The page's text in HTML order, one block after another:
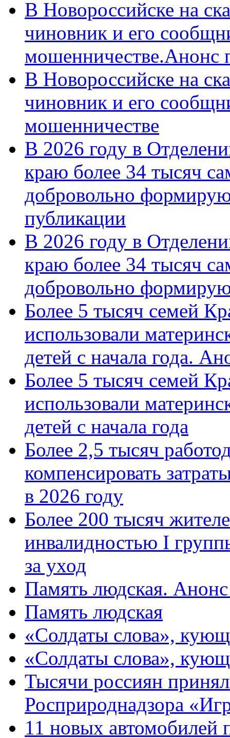
В Новороссийске на
чиновник и его
мошенничестве.Анонс
В Новороссийске на
чиновник и его
мошенничестве
В 2026 году в
краю более 34 тысяч
добровольно
публикации
В 2026 году в
краю более 34 тысяч
добровольно
Более 5 тысяч семей
использовали
детей с начала года.
Более 5 тысяч семей
использовали
детей с начала года
Более 2,5 тысяч
компенсировать
в 2026 году
Более 200 тысяч
инвалидностью I
за уход
Память людская.
Память людская
«Солдаты слова»,
«Солдаты слова»,
Тысячи россиян
Росприроднадзора
11 новых автомобилей